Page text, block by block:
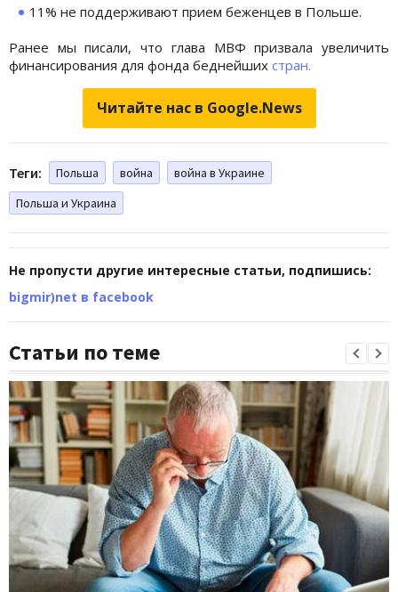
11% не поддерживают прием беженцев в Польше.
Ранее мы писали, что глава МВФ призвала увеличить
финансирования для фонда беднейших стран.
Читайте нас в Google.News
Теги: Польша война
война в Украине
Польша и Украина
Не пропусти другие интересные статьи, подпишись:
bigmir)net в facebook
Статьи по теме